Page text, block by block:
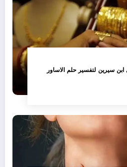
سيرين لتفسير حلم الاساور